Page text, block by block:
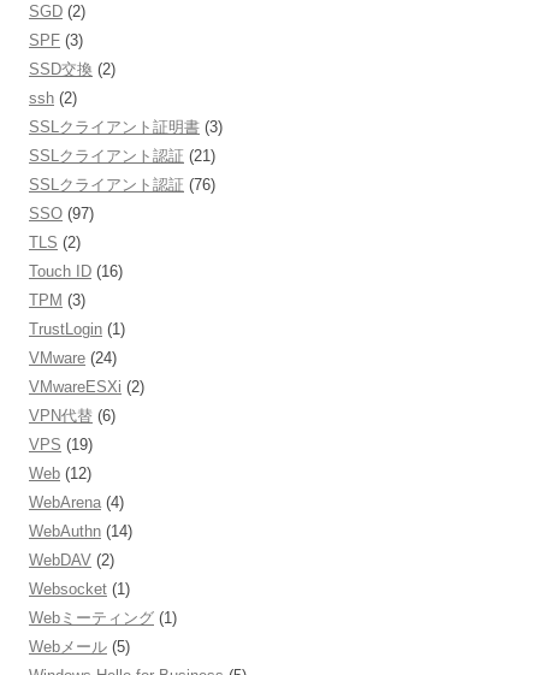
SGD (2)
SPF (3)
SSD交換 (2)
ssh (2)
SSLクライアント証明書 (3)
SSLクライアント認証 (21)
SSLクライアント認証 (76)
SSO (97)
TLS (2)
Touch ID (16)
TPM (3)
TrustLogin (1)
VMware (24)
VMwareESXi (2)
VPN代替 (6)
VPS (19)
Web (12)
WebArena (4)
WebAuthn (14)
WebDAV (2)
Websocket (1)
Webミーティング (1)
Webメール (5)